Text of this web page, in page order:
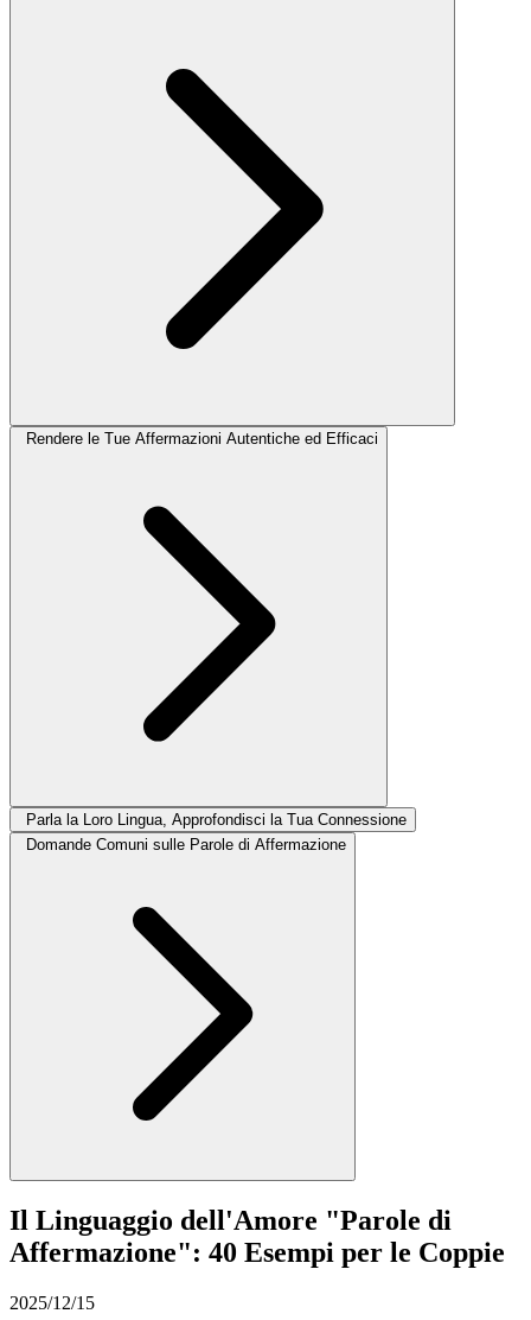
Rendere le Tue Affermazioni Autentiche ed Efficaci
Parla la Loro Lingua, Approfondisci la Tua Connessione
Domande Comuni sulle Parole di Affermazione
Il Linguaggio dell'Amore "Parole di
Affermazione": 40 Esempi per le Coppie
2025/12/15